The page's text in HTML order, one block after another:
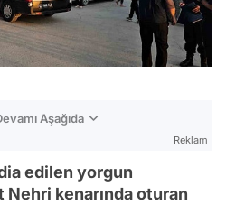
Aşağıda
Reklam
edilen yorgun
Nehri kenarında oturan